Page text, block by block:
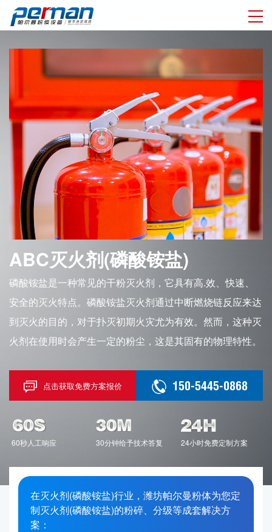
ABC灭火剂(磷酸铵盐)
磷酸铵盐是一种常见的干粉灭火剂，它具有高.效、快速、
安全的灭火特点。磷酸铵盐灭火剂通过中断燃烧链反应来达
到灭火的目的，对于扑灭初期火灾尤为有效。然而，这种灭
火剂在使用时会产生一定的粉尘，这是其固有的物理特性。
点击获取免费方案报价 150-5445-0868
60秒人工响应 30分钟给予技术答复 24小时免费定制方案
在灭火剂(磷酸铵盐)行业，潍坊帕尔曼粉体为您定
制灭火剂(磷酸铵盐)的粉碎、分级等成套解决方
案：